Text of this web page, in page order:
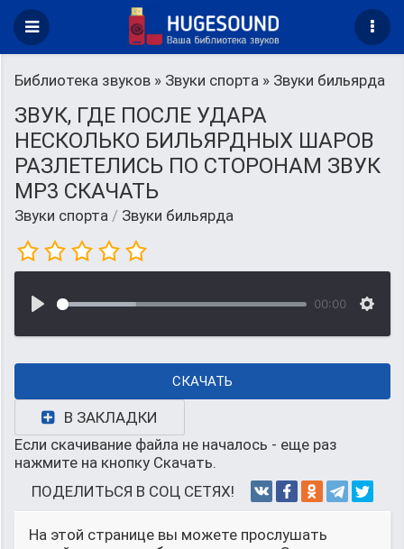
Библиотека звуков » Звуки спорта » Звуки бильярда
ЗВУК, ГДЕ ПОСЛЕ УДАРА
НЕСКОЛЬКО БИЛЬЯРДНЫХ ШАРОВ
РАЗЛЕТЕЛИСЬ ПО СТОРОНАМ ЗВУК
MP3 СКАЧАТЬ
Звуки спорта / Звуки бильярда
00:00
СКАЧАТЬ
В ЗАКЛАДКИ
Если скачивание файла не началось - еще раз
нажмите на кнопку Скачать.
ПОДЕЛИТЬСЯ В СОЦ СЕТЯХ!
На этой странице вы можете прослушать